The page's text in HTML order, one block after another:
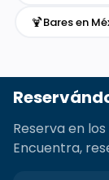
🍹Bares en
Reserva en
Encuentra,